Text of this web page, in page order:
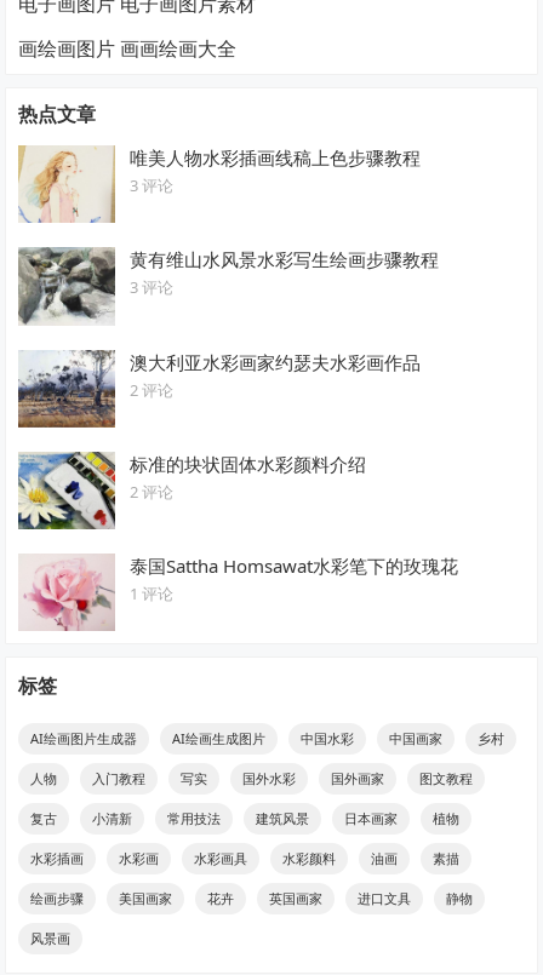
画绘画图片 画画绘画大全
热点文章
唯美人物水彩插画线稿上色步骤教程
3 评论
黄有维山水风景水彩写生绘画步骤教程
3 评论
澳大利亚水彩画家约瑟夫水彩画作品
2 评论
标准的块状固体水彩颜料介绍
2 评论
泰国Sattha Homsawat水彩笔下的玫瑰花
1 评论
标签
AI绘画图片生成器 AI绘画生成图片 中国水彩 中国画家 乡村
人物 入门教程 写实 国外水彩 国外画家 图文教程
复古 小清新 常用技法 建筑风景 日本画家 植物
水彩插画 水彩画 水彩画具 水彩颜料 油画 素描
绘画步骤 美国画家 花卉 英国画家 进口文具 静物
风景画